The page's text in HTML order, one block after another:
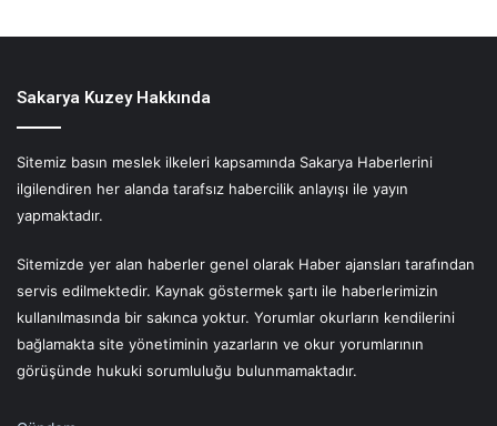
Sakarya Kuzey Hakkında
Sitemiz basın meslek ilkeleri kapsamında Sakarya Haberlerini
ilgilendiren her alanda tarafsız habercilik anlayışı ile yayın
yapmaktadır.
Sitemizde yer alan haberler genel olarak Haber ajansları tarafından
servis edilmektedir. Kaynak göstermek şartı ile haberlerimizin
kullanılmasında bir sakınca yoktur. Yorumlar okurların kendilerini
bağlamakta site yönetiminin yazarların ve okur yorumlarının
görüşünde hukuki sorumluluğu bulunmamaktadır.